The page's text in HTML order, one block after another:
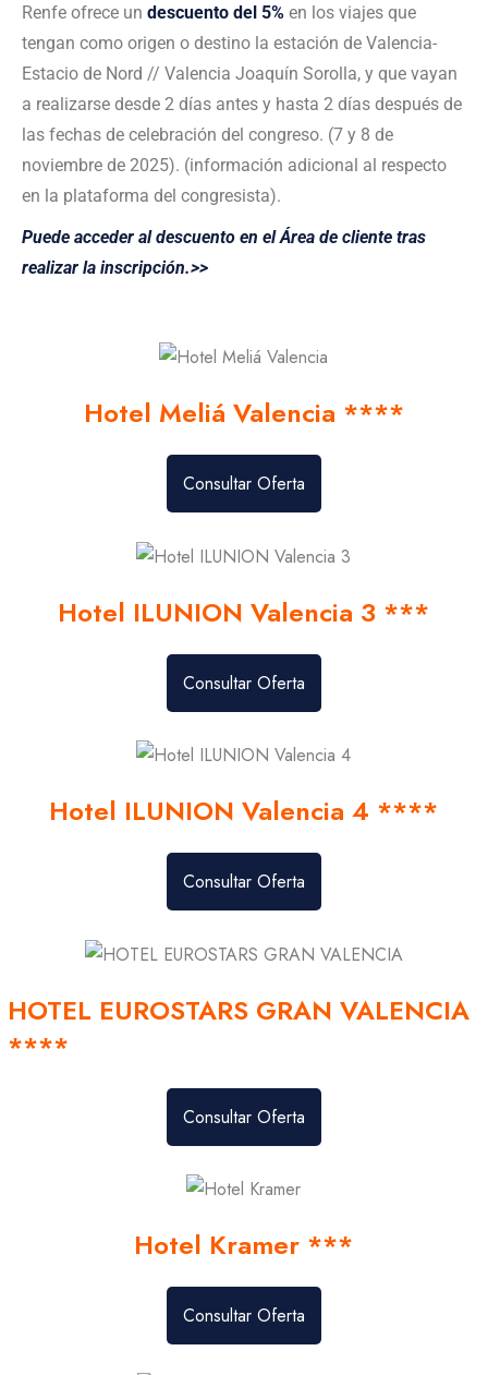
Renfe ofrece un descuento del 5% en los viajes que
tengan como origen o destino la estación de Valencia-
Estacio de Nord // Valencia Joaquín Sorolla, y que vayan
a realizarse desde 2 días antes y hasta 2 días después de
las fechas de celebración del congreso. (7 y 8 de
noviembre de 2025). (información adicional al respecto
en la plataforma del congresista).
Puede acceder al descuento en el Área de cliente tras
realizar la inscripción.>>
Hotel Meliá Valencia ****
Consultar Oferta
Hotel ILUNION Valencia 3 ***
Consultar Oferta
Hotel ILUNION Valencia 4 ****
Consultar Oferta
HOTEL EUROSTARS GRAN VALENCIA
****
Consultar Oferta
Hotel Kramer ***
Consultar Oferta